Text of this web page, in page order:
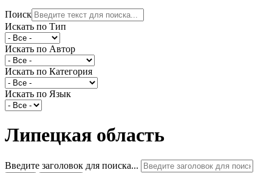
Поиск
Искать по Тип
Искать по Автор
Искать по Категория
Искать по Язык
Липецкая область
Введите заголовок для поиска...